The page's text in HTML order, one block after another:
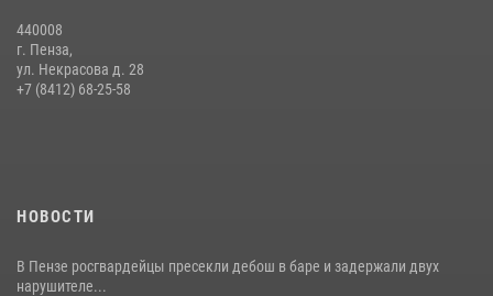
Начальник Управления Росгвардии по Пензенской области Павел
Пучков посетил 55-й Всероссийский Лермонтовский праздник
440008
г. Пенза,
ул. Некрасова д. 28
+7 (8412) 68-25-58
НОВОСТИ
В Пензе росгвардейцы пресекли дебош в баре и задержали двух
нарушителе...